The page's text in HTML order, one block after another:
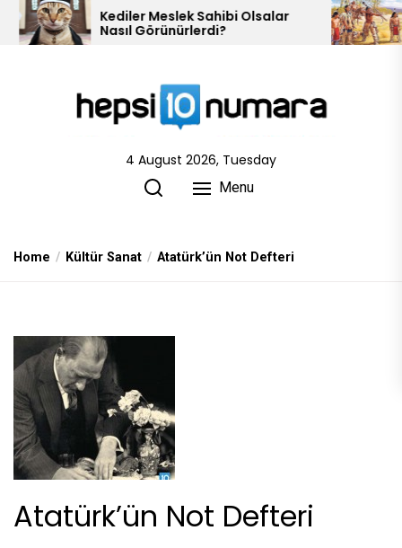
Skip
Meslek Sahibi Olsalar
Görünürlerdi?
10 Kızılderili
4 August 2026, Tuesday
Menu
Home Kültür Sanat Atatürk’ün Not Defteri
Atatürk’ün Not Defteri